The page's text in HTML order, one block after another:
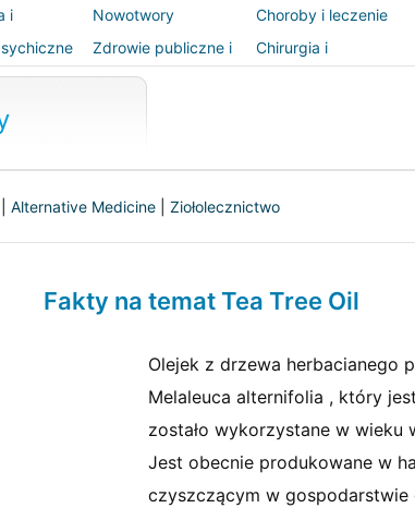
i
Nowotwory Choroby i leczenie
Zdrowie publiczne i
bezpieczeństwo
Chirurgia i
Alternative Medicine Ziołolecznictwo
Fakty na temat Tea Tree Oil
Olejek z drzewa herbacianego
Melaleuca alternifolia , który
zostało wykorzystane w wieku
Jest obecnie produkowane w
czyszczącym w gospodarstwie